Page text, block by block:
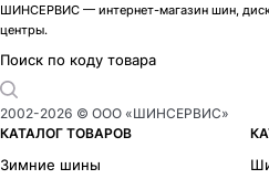
ШИНСЕРВИС — интернет-магазин шин,
центры.
Поиск по коду товара
2002-2026 © ООО «ШИНСЕРВИС»
КАТАЛОГ ТОВАРОВ
Зимние шины